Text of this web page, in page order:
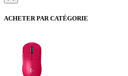
ACHETER PAR CATÉGORIE